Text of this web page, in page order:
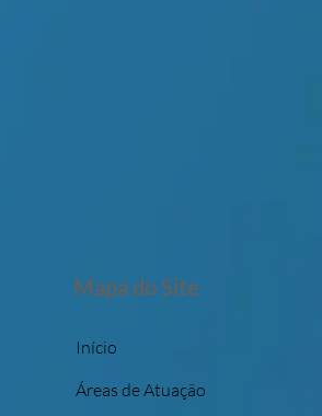
Mapa do Site
Início
Áreas de Atuação